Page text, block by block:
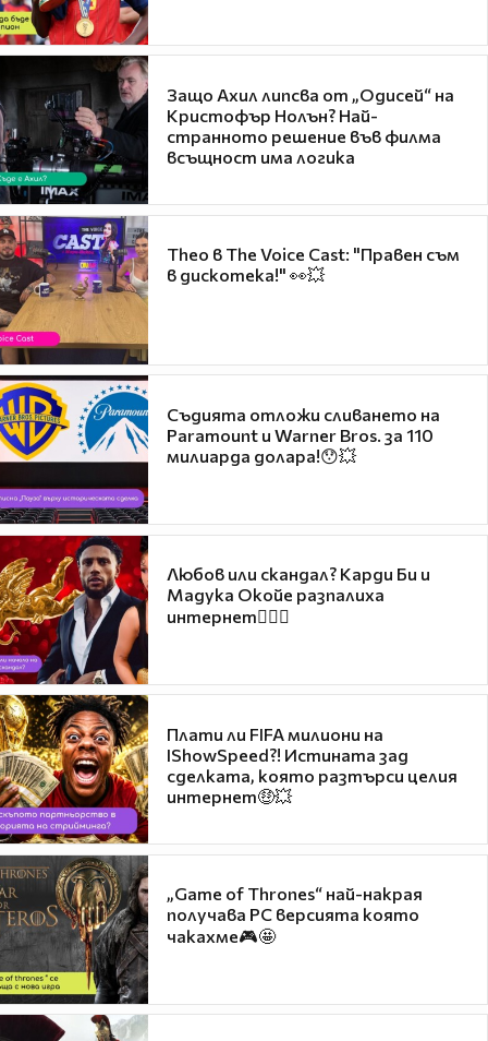
Защо Ахил липсва от „Одисей“ на
Кристофър Нолън? Най-
странното решение във филма
всъщност има логика
Theo в The Voice Cast: "Правен съм
в дискотека!" 👀💥
Съдията отложи сливането на
Paramount и Warner Bros. за 110
милиарда долара!😯💥
Любов или скандал? Карди Би и
Мадука Окойе разпалиха
интернет❤️‍🔥🔥
Плати ли FIFA милиони на
IShowSpeed?! Истината зад
сделката, която разтърси целия
интернет🤑💥
„Game of Thrones“ най-накрая
получава PC версията която
чакахме🎮🤩